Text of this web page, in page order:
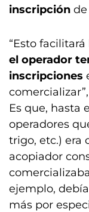
inscripción de
“Esto
el operador
inscripciones
Es que, hasta
operadores
trigo, etc.) era
acopiador
ejemplo,
más por